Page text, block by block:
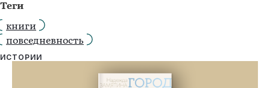
Теги
книги
повседневность
ИСТОРИИ